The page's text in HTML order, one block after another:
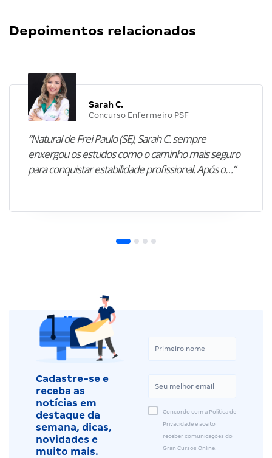
Depoimentos relacionados
Sarah C.
Concurso Enfermeiro PSF
“Natural de Frei Paulo (SE), Sarah C. sempre
enxergou os estudos como o caminho mais seguro
para conquistar estabilidade profissional. Após o…”
Cadastre-se e
receba as
notícias em
destaque da
semana, dicas,
novidades e
muito mais.
Concordo com a Política de
Privacidade e aceito
receber comunicações do
Gran Cursos Online.